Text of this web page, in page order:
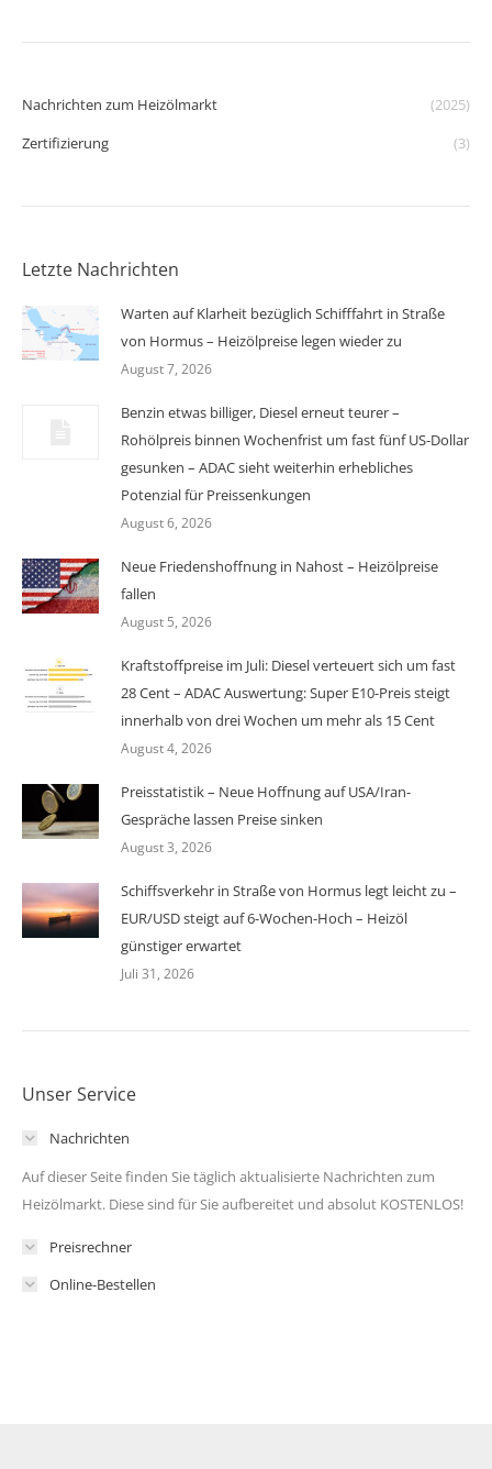
Nachrichten zum Heizölmarkt
(2025)
Zertifizierung
(3)
Letzte Nachrichten
Warten auf Klarheit bezüglich Schifffahrt in Straße
von Hormus – Heizölpreise legen wieder zu
August 7, 2026
Benzin etwas billiger, Diesel erneut teurer –
Rohölpreis binnen Wochenfrist um fast fünf US-Dollar
gesunken – ADAC sieht weiterhin erhebliches
Potenzial für Preissenkungen
August 6, 2026
Neue Friedenshoffnung in Nahost – Heizölpreise
fallen
August 5, 2026
Kraftstoffpreise im Juli: Diesel verteuert sich um fast
28 Cent – ADAC Auswertung: Super E10-Preis steigt
innerhalb von drei Wochen um mehr als 15 Cent
August 4, 2026
Preisstatistik – Neue Hoffnung auf USA/Iran-
Gespräche lassen Preise sinken
August 3, 2026
Schiffsverkehr in Straße von Hormus legt leicht zu –
EUR/USD steigt auf 6-Wochen-Hoch – Heizöl
günstiger erwartet
Juli 31, 2026
Unser Service
Nachrichten
Auf dieser Seite finden Sie täglich aktualisierte Nachrichten zum
Heizölmarkt. Diese sind für Sie aufbereitet und absolut KOSTENLOS!
Preisrechner
Online-Bestellen